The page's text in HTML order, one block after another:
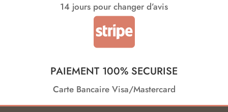
14 jours pour changer d’avis

PAIEMENT 100% SECURISE
Carte Bancaire Visa/Mastercard